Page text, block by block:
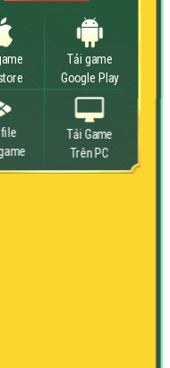
Tải game
Google Play
Tải Game
Trên PC